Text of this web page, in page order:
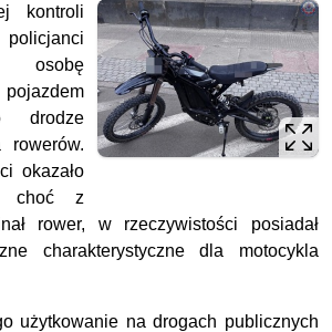
kontroli
drodze
rowerów.
okazało
choć z
rower, w rzeczywistości posiadał
charakterystyczne dla motocykla
użytkowanie na drogach publicznych